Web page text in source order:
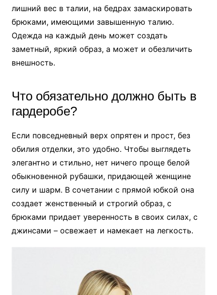
лишний вес в талии, на бедрах замаскировать
брюками, имеющими завышенную талию.
Одежда на каждый день может создать
заметный, яркий образ, а может и обезличить
внешность.
Что обязательно должно быть в
гардеробе?
Если повседневный верх опрятен и прост, без
обилия отделки, это удобно. Чтобы выглядеть
элегантно и стильно, нет ничего проще белой
обыкновенной рубашки, придающей женщине
силу и шарм. В сочетании с прямой юбкой она
создает женственный и строгий образ, с
брюками придает уверенность в своих силах, с
джинсами – освежает и намекает на легкость.